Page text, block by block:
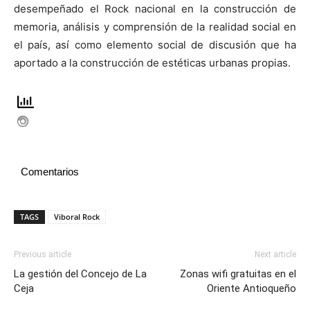
desempeñado el Rock nacional en la construcción de
memoria, análisis y comprensión de la realidad social en
el país, así como elemento social de discusión que ha
aportado a la construcción de estéticas urbanas propias.
Comentarios
TAGS Viboral Rock
Previous article
La gestión del Concejo de La
Ceja
Next article
Zonas wifi gratuitas en el
Oriente Antioqueño